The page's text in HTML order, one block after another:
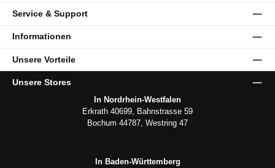
Service & Support
Informationen
Unsere Vorteile
Unsere Stores
In Nordrhein-Westfalen
Erkrath 40699, Bahnstrasse 59
Bochum 44787, Westring 47
In Baden-Württemberg